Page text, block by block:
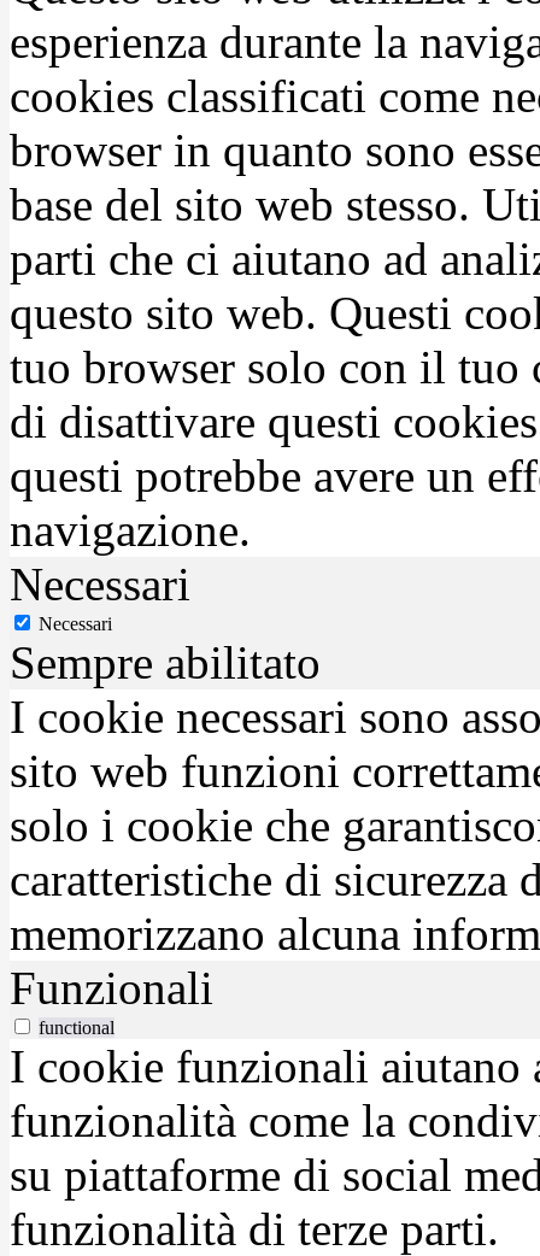
esperienza durante la
cookies classificati come
browser in quanto sono
base del sito web stesso.
parti che ci aiutano ad
questo sito web. Questi
tuo browser solo con il tuo
di disattivare questi
questi potrebbe avere un
navigazione.
Necessari
Necessari
Sempre abilitato
I cookie necessari sono
sito web funzioni
solo i cookie che
caratteristiche di sicurezza
memorizzano alcuna
Funzionali
functional
I cookie funzionali aiutano
funzionalità come la
su piattaforme di social
funzionalità di terze parti.